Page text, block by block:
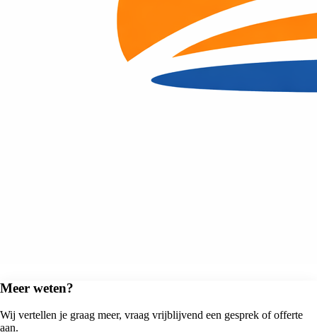
Meer weten?
Wij vertellen je graag meer, vraag vrijblijvend een gesprek of offerte
aan.